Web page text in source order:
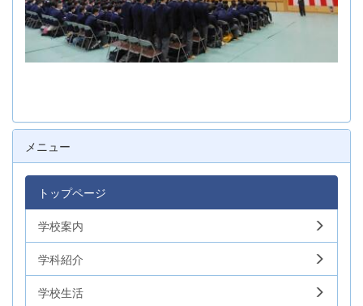
メニュー
トップページ
学校案内
学科紹介
学校生活